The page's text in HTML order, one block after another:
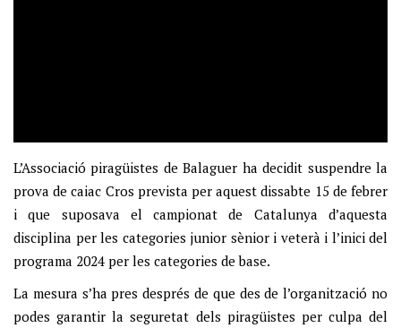
L’Associació piragüistes de Balaguer ha decidit suspendre la
prova de caiac Cros prevista per aquest dissabte 15 de febrer
i que suposava el campionat de Catalunya d’aquesta
disciplina per les categories junior sènior i veterà i l’inici del
programa 2024 per les categories de base.
La mesura s’ha pres després de que des de l’organització no
podes garantir la seguretat dels piragüistes per culpa del